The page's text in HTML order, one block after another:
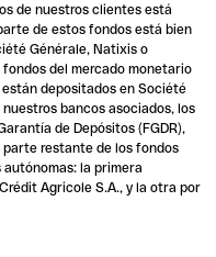
de nuestros clientes está
de estos fondos está bien
Générale, Natixis o
del mercado monetario
depositados en Société
bancos asociados, los
de Depósitos (FGDR),
restante de los fondos
la primera
Agricole S.A., y la otra por